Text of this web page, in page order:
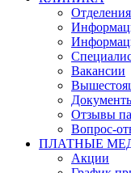
Вакансии
Отзывы
Вопрос-
ПЛАТНЫЕ
Акции